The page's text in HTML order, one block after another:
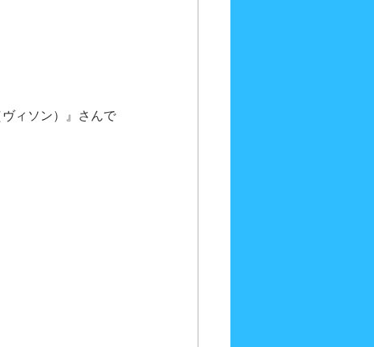
ィソン）』さんで